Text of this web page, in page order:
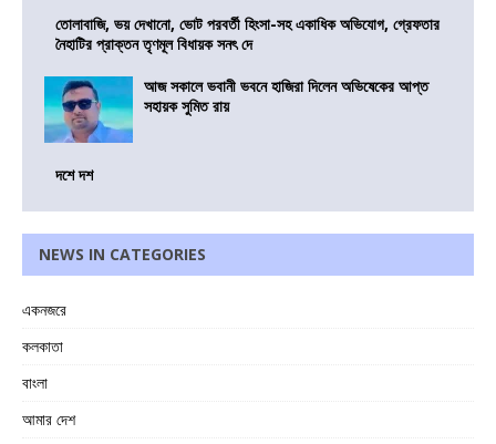
তোলাবাজি, ভয় দেখানো, ভোট পরবর্তী হিংসা-সহ একাধিক অভিযোগ, গ্রেফতার
নৈহাটির প্রাক্তন তৃণমূল বিধায়ক সনৎ দে
আজ সকালে ভবানী ভবনে হাজিরা দিলেন অভিষেকের আপ্ত
সহায়ক সুমিত রায়
দশে দশ
NEWS IN CATEGORIES
একনজরে
কলকাতা
বাংলা
আমার দেশ